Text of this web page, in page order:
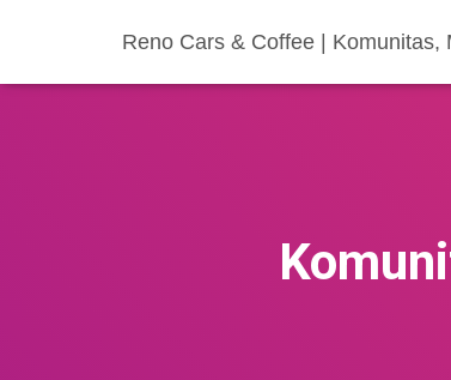
Reno Cars & Coffee | Komunitas,